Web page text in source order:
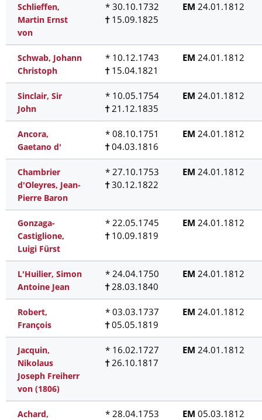
Schlieffen,
Martin Ernst
von
* 30.10.1732
15.09.1825
EM 24.01.1812
Schwab, Johann
Christoph
* 10.12.1743
15.04.1821
EM 24.01.1812
Sinclair, Sir
John
* 10.05.1754
21.12.1835
EM 24.01.1812
Ancora,
Gaetano d'
* 08.10.1751
04.03.1816
EM 24.01.1812
Chambrier
d'Oleyres, Jean-
Pierre Baron
* 27.10.1753
30.12.1822
EM 24.01.1812
Gonzaga-
Castiglione,
Luigi Fürst
* 22.05.1745
10.09.1819
EM 24.01.1812
L'Huilier, Simon
Antoine Jean
* 24.04.1750
28.03.1840
EM 24.01.1812
Robert,
François
* 03.03.1737
05.05.1819
EM 24.01.1812
Jacquin,
Nikolaus
Joseph Freiherr
von (1806)
* 16.02.1727
26.10.1817
EM 24.01.1812
Achard,
* 28.04.1753
EM 05.03.1812